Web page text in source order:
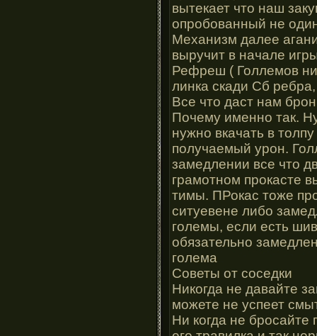
вытекает что наш
опробованный не
Механизм далее
выручит в начале
Рефреш ( Голлемов
линка скади Сб
Все что даст нам
Почему именно так.
нужно вкачать в
получаемый урон.
замедлении все что
грамотном прокасте
тимы. ПРокас тоже
ситуевене либо
големы, если есть
обязательно
голема
Советы от соседки
Никогда не давайте
можете не успеет
Ни когда не бросайте